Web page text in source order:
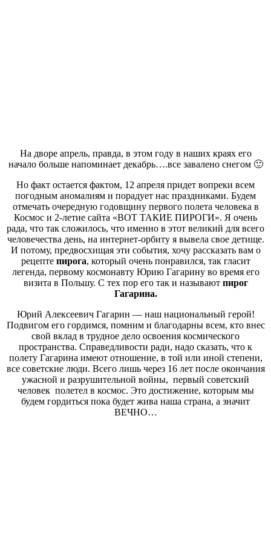
На дворе апрель, правда, в этом году в наших краях его
начало больше напоминает декабрь….все завалено снегом 🙂
Но факт остается фактом, 12 апреля придет вопреки всем
погодным аномалиям и порадует нас праздниками. Будем
отмечать очередную годовщину первого полета человека в
Космос и 2-летие сайта «ВОТ ТАКИЕ ПИРОГИ». Я очень
рада, что так сложилось, что именно в этот великий для всего
человечества день, на интернет-орбиту я вывела свое детище.
И потому, предвосхищая эти события, хочу рассказать вам о
рецепте пирога, который очень понравился, так гласит
легенда, первому космонавту Юрию Гагарину во время его
визита в Польшу. С тех пор его так и называют пирог
Гагарина.
Юрий Алексеевич Гагарин — наш национальный герой!
Подвигом его гордимся, помним и благодарны всем, кто внес
свой вклад в трудное дело освоения космического
пространства. Справедливости ради, надо сказать, что к
полету Гагарина имеют отношение, в той или иной степени,
все советские люди. Всего лишь через 16 лет после окончания
ужасной и разрушительной войны, первый советский
человек полетел в космос. Это достижение, которым мы
будем гордиться пока будет жива наша страна, а значит
ВЕЧНО…